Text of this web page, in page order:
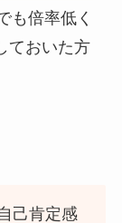
も倍率低く
ておいた方
己肯定感